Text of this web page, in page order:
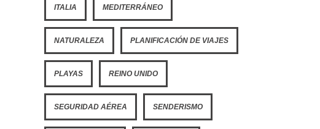
ITALIA MEDITERRÁNEO
NATURALEZA PLANIFICACIÓN DE VIAJES
PLAYAS REINO UNIDO
SEGURIDAD AÉREA SENDERISMO